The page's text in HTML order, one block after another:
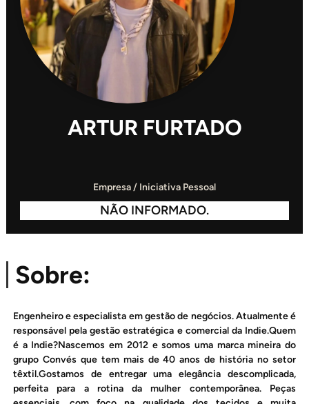
ARTUR FURTADO
Empresa / Iniciativa Pessoal
NÃO INFORMADO.
Sobre:
Engenheiro e especialista em gestão de negócios. Atualmente é
responsável pela gestão estratégica e comercial da Indie.Quem
é a Indie?Nascemos em 2012 e somos uma marca mineira do
grupo Convés que tem mais de 40 anos de história no setor
têxtil.Gostamos de entregar uma elegância descomplicada,
perfeita para a rotina da mulher contemporânea. Peças